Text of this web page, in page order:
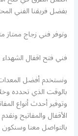
بفضل فريقنا الفني
ونوفر فني زجاج
فني فتح اقفال الشهداء
ونستخدم أفضل
بالوقت الذي تحدده
وتوفير أحدث أنواع
الأقفال والمفاتيح
بالتواصل معنا